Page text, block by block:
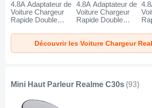
4.8A Adaptateur de
Voiture Chargeur
Rapide Double
K10 pour Realme
C30s Noir
4.8A Adaptateur de
Voiture Chargeur
Rapide Double
K07 pour Realme
C30s Rouge
Découvrir les Voiture Chargeur
Mini Haut Parleur Realme C30s (93)